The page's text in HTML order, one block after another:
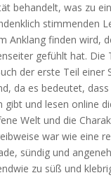
behandelt, was zu
stimmenden
Anklang finden wird,
gefühlt hat. Die
der erste Teil einer
da es bedeutet,
gibt und lesen online
Welt und die
war wie eine
sündig und
zu süß und